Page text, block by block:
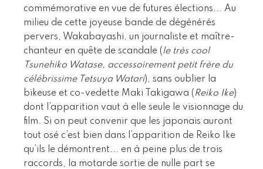
commémorative en vue de futures élections... Au
milieu de cette joyeuse bande de dégénérés
pervers, Wakabayashi, un journaliste et maître-
chanteur en quête de scandale (le très cool
Tsunehiko Watase, accessoirement petit frère du
célébrissime Tetsuya Watari), sans oublier la
bikeuse et co-vedette Maki Takigawa ( Reiko Ike)
dont l’apparition vaut à elle seule le visionnage du
film. Si on peut convenir que les japonais auront
tout osé c’est bien dans l’apparition de Reiko Ike
qu’ils le démontrent... en à peine plus de trois
raccords, la motarde sortie de nulle part se